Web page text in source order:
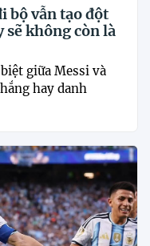
bộ vẫn tạo đột
sẽ không còn là
giữa Messi và
hay danh